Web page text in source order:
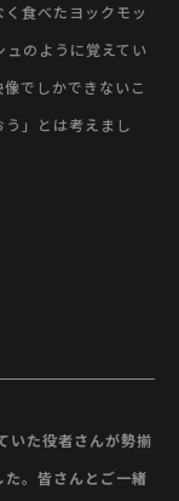
食べたヨックモッ
のように覚えてい
でしかできないこ
」とは考えまし
いた役者さんが勢揃
。皆さんとご一緒